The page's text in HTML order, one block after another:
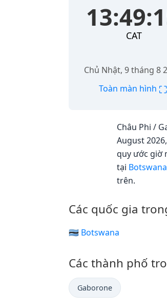
CAT
Chủ Nhật, 9 tháng 8
Toàn màn hình ⛶
Châu Phi /
August
quy ước giờ
tại Botswana
trên.
Các quốc gia
🇧🇼 Botswana
Các thành phố
Gaborone